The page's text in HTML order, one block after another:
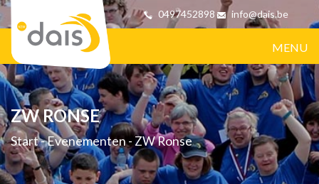
0497452898 info@dais.be
MENU
ZW RONSE
Start-Evenementen-ZW Ronse